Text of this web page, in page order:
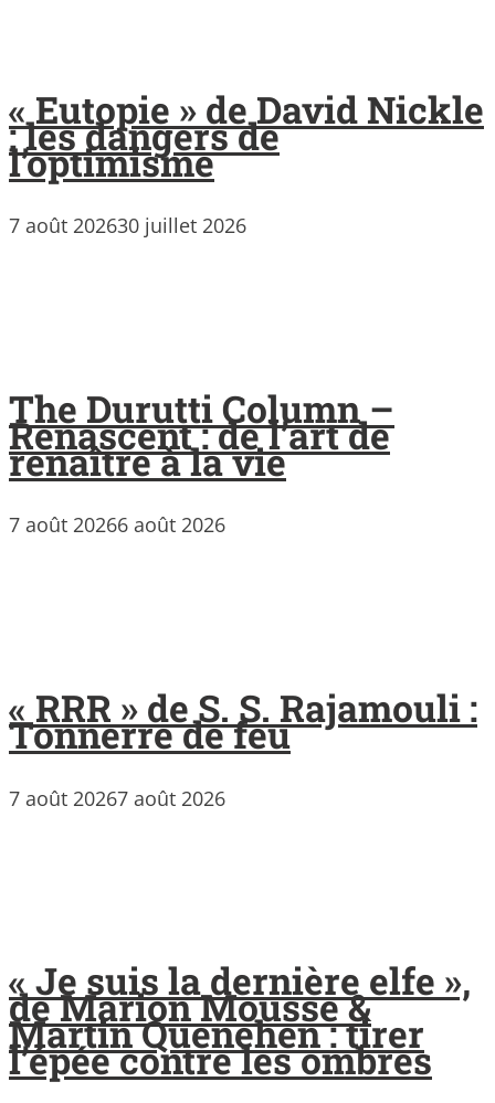
« Eutopie » de David Nickle
: les dangers de
l’optimisme
7 août 202630 juillet 2026
The Durutti Column –
Renascent : de l’art de
renaître à la vie
7 août 20266 août 2026
« RRR » de S. S. Rajamouli :
Tonnerre de feu
7 août 20267 août 2026
« Je suis la dernière elfe »,
de Marion Mousse &
Martin Quenehen : tirer
l’épée contre les ombres